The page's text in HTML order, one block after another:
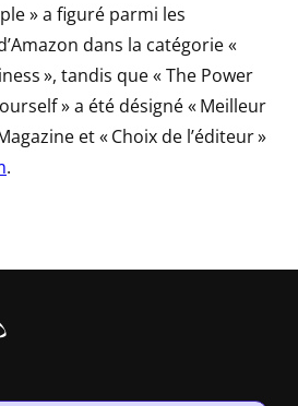
» a figuré parmi les
dans la catégorie «
», tandis que « The Power
» a été désigné « Meilleur
et « Choix de l’éditeur »
.